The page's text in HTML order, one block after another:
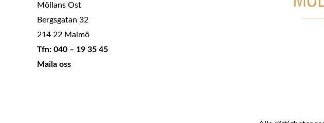
Möllans Ost
Bergsgatan 32
214 22 Malmö
Tfn: 040 – 19 35 45
Maila oss